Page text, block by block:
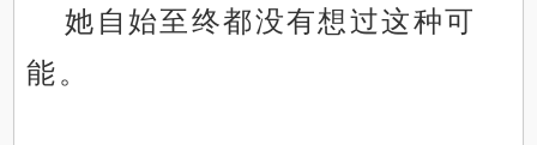
她自始至终都没有想过这种可
能。